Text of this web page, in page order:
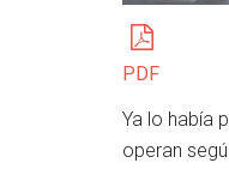
PDF
Ya lo había
operan